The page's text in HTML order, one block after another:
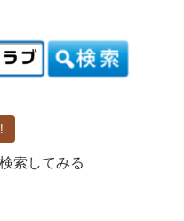
索してみる